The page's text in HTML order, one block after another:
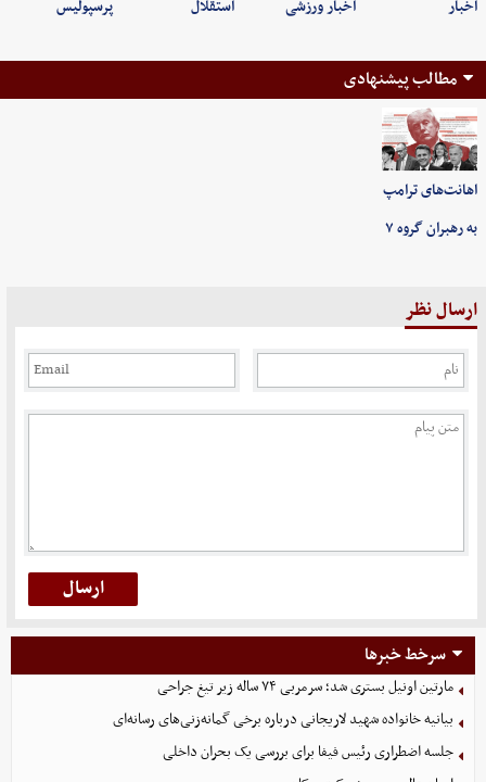
اخبار اخبار ورزشی استقلال پرسپولیس
مطالب پیشنهادی
اهانت‌های ترامپ
به رهبران گروه ۷
ارسال نظر
سرخط خبرها
مارتین اونیل بستری شد؛ سرمربی ۷۴ ساله زیر تیغ جراحی
بیانیه خانواده شهید لاریجانی درباره برخی گمانه‌زنی‌های رسانه‌ای
جلسه اضطراری رئیس فیفا برای بررسی یک بحران داخلی